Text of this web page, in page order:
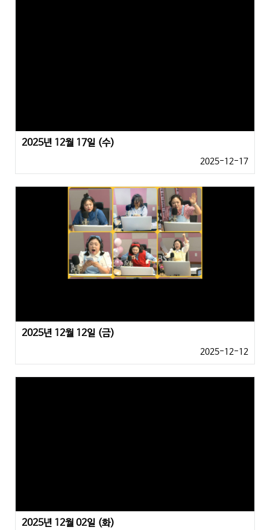
2025년 12월 17일 (수)
2025-12-17
2025년 12월 12일 (금)
2025-12-12
2025년 12월 02일 (화)